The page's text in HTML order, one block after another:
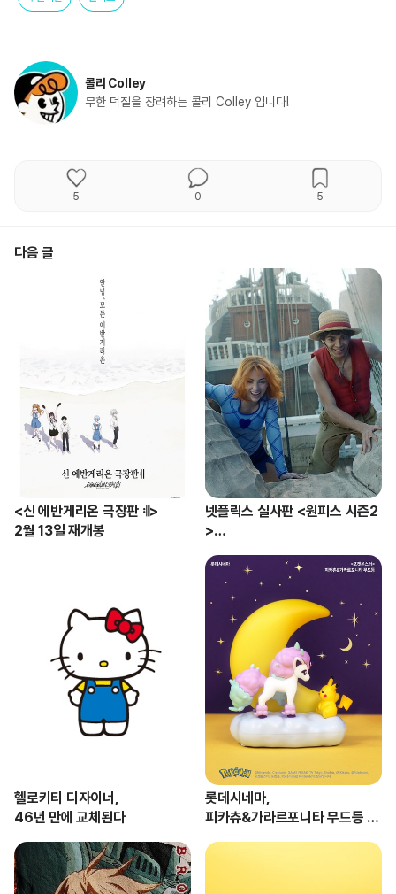
콜리 Colley
무한 덕질을 장려하는 콜리 Colley 입니다!
5 0 5
다음 글
<신 에반게리온 극장판 𝄇>
2월 13일 재개봉
넷플릭스 실사판 <원피스 시즌2
>
헬로키티 디자이너,
46년 만에 교체된다
롯데시네마,
피카츄&가라르포니타 무드등 출